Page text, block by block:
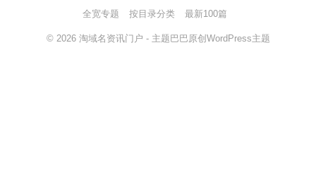
全宽专题 按目录分类 最新100篇
© 2026 淘域名资讯门户 - 主题巴巴原创 WordPress主题